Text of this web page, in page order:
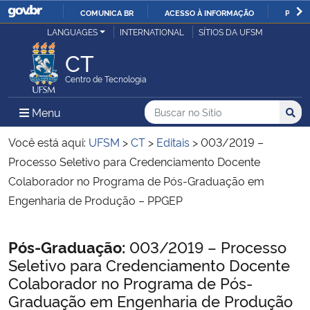
IR
COMUNICA BR ACESSO À INFORMAÇÃO
Ministério da Justiça e Segurança Pública
Ministério da Defesa
Ministério das Relações Exteriores
Ministério da Economia
Ministério da Infraestrutura
Ministério da Agricultura, Pecuária e Abastecimento
Ministério da Educação
LANGUAGES INTERNATIONAL SÍTIOS DA UFSM
CT
Centro de Tecnologia
Menu Menu Principal do Sítio
Busca
Buscar no no Sítio
Busca:
Você está aqui: UFSM >CT > Editais >003/2019 –
Processo Seletivo para Credenciamento Docente
Colaborador no Programa de Pós-Graduação em
Engenharia de Produção – PPGEP
Início do conteúdo
Pós-Graduação: 003/2019 – Processo
Seletivo para Credenciamento Docente
Colaborador no Programa de Pós-
Graduação em Engenharia de Produção